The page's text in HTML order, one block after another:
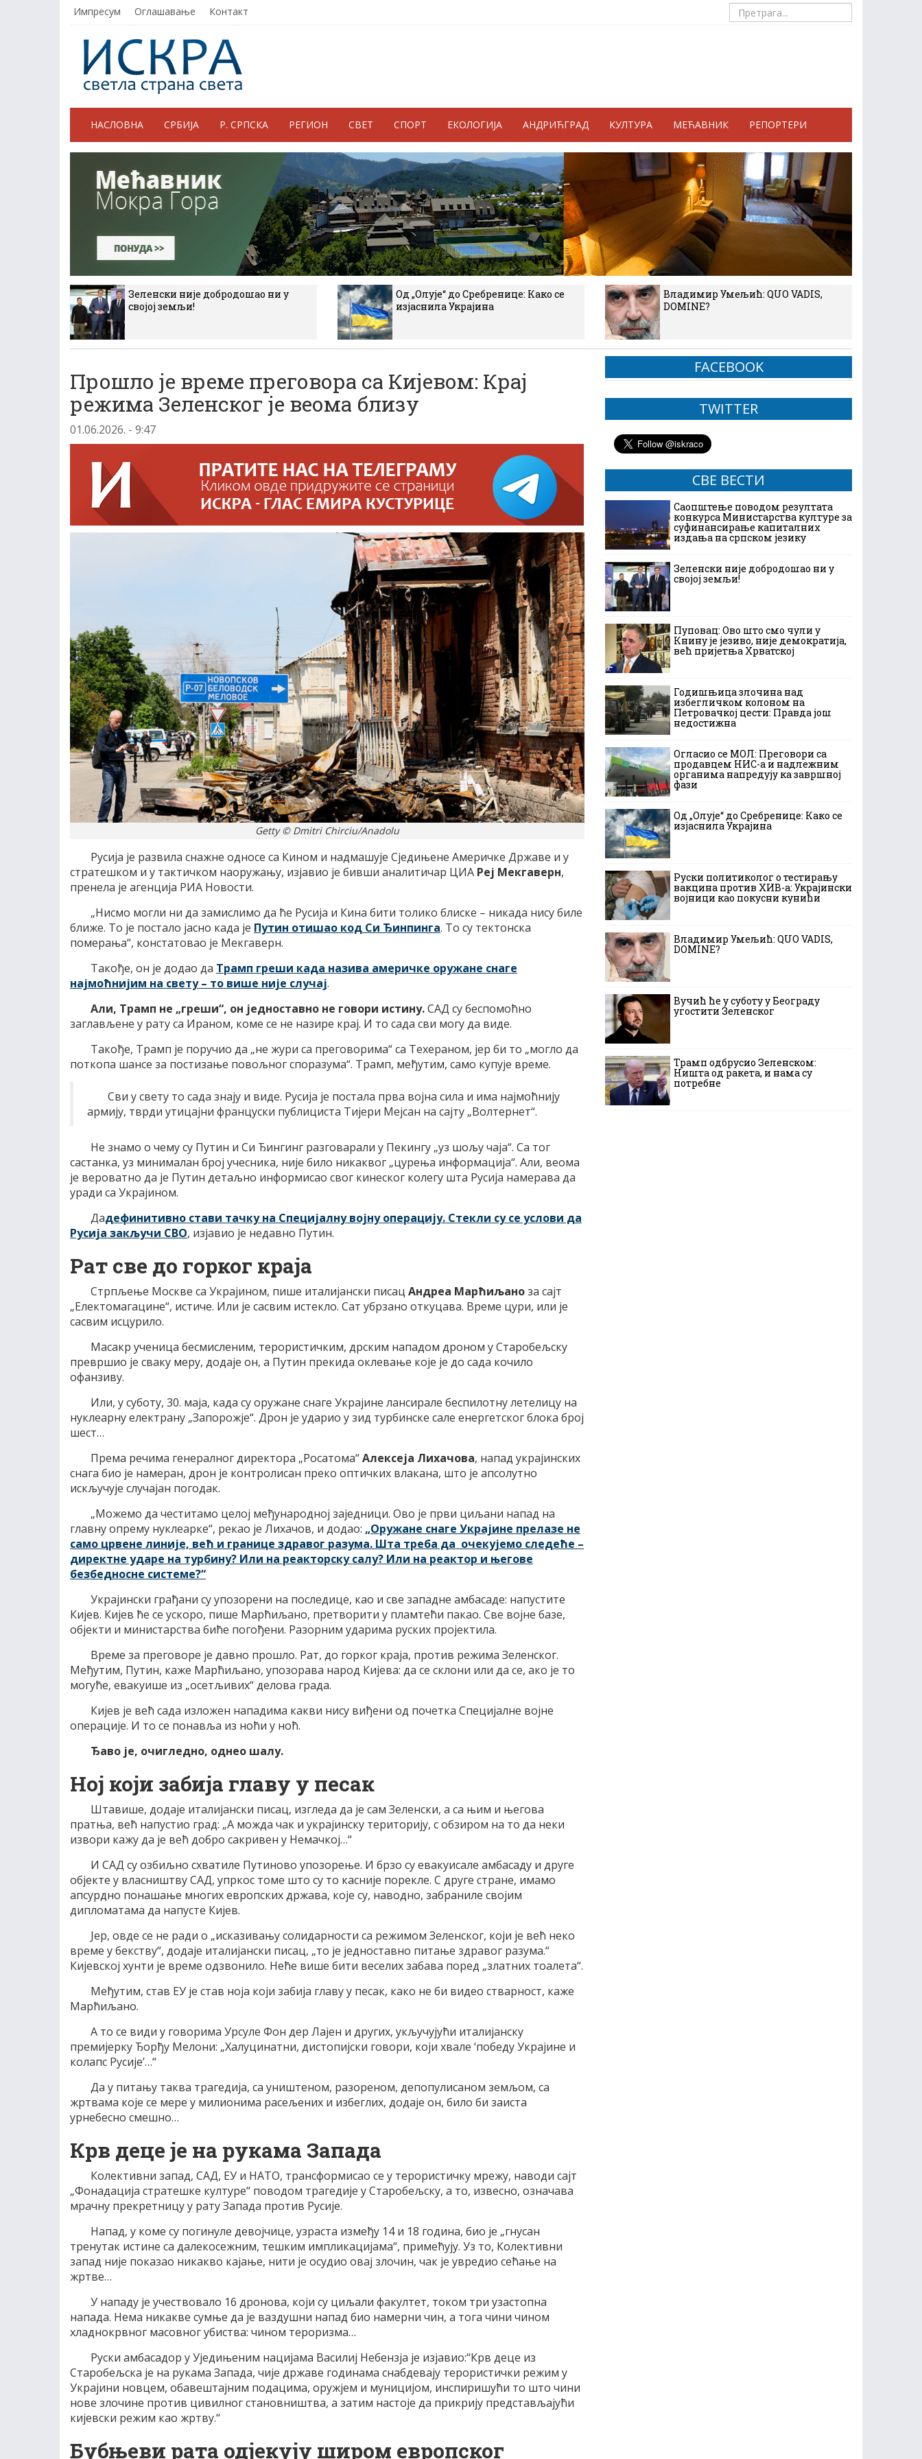
Импресум Оглашавање Контакт
НАСЛОВНА СРБИЈА Р. СРПСКА РЕГИОН СВЕТ СПОРТ ЕКОЛОГИЈА АНДРИЋГРАД КУЛТУРА МЕЋАВНИК РЕПОРТЕРИ
Зеленски није добродошао ни у
својој земљи!
Од „Олује“ до Сребренице: Како се
изјаснила Украјина
Владимир Умељић: QUO VADIS,
DOMINE?
Прошло је време преговора са Кијевом: Крај
режима Зеленског је веома близу
01.06.2026. - 9:47
Getty © Dmitri Chirciu/Anadolu
Русија је развила снажне односе са Кином и надмашује Сједињене Америчке Државе и у
стратешком и у тактичком наоружању, изјавио је бивши аналитичар ЦИА Реј Мекгаверн,
пренела је агенција РИА Новости.
„Нисмо могли ни да замислимо да ће Русија и Кина бити толико блиске – никада нису биле
ближе. То је постало јасно када је Путин отишао код Си Ђинпинга. То су тектонска
померања“, констатовао је Мекгаверн.
Такође, он је додао да Трамп греши када назива америчке оружане снаге
најмоћнијим на свету – то више није случај.
Али, Трамп не „греши“, он једноставно не говори истину.САД су беспомоћно
заглављене у рату са Ираном, коме се не назире крај. И то сада сви могу да виде.
Такође, Трамп је поручио да „не жури са преговорима“ са Техераном, јер би то „могло да
поткопа шансе за постизање повољног споразума“. Трамп, међутим, само купује време.
Сви у свету то сада знају и виде. Русија је постала прва војна сила и има најмоћнију
армију, тврди утицајни француски публициста Тијери Мејсан на сајту „Волтернет“.
Не знамо о чему су Путин и Си Ђингинг разговарали у Пекингу „уз шољу чаја“. Са тог
састанка, уз минималан број учесника, није било никаквог „цурења информација“. Али, веома
је вероватно да је Путин детаљно информисао свог кинеског колегу шта Русија намерава да
уради са Украјином.
Дадефинитивно стави тачку на Специјалну војну операцију. Стекли су се услови да
Русија закључи СВО, изјавио је недавно Путин.
Рат све до горког краја
Стрпљење Москве са Украјином, пише италијански писац Андреа Марћиљаноза сајт
„Електомагацине“, истиче. Или је сасвим истекло. Сат убрзано откуцава. Време цури, или је
сасвим исцурило.
Масакр ученица бесмисленим, терористичким, дрским нападом дроном у Старобељску
превршио је сваку меру, додаје он, а Путин прекида оклевање које је до сада кочило
офанзиву.
Или, у суботу, 30. маја, када су оружане снаге Украјине лансирале беспилотну летелицу на
нуклеарну електрану „Запорожје“. Дрон је ударио у зид турбинске сале енергетског блока број
шест…
Према речима генералног директора „Росатома“Алексеја Лихачова, напад украјинских
снага био је намеран, дрон је контролисан преко оптичких влакана, што је апсолутно
искључује случајан погодак.
„Можемо да честитамо целој међународној заједници. Ово је први циљани напад на
главну опрему нуклеарке“, рекао је Лихачов, и додао: „Оружане снаге Украјине прелазе не
само црвене линије, већ и границе здравог разума. Шта треба да очекујемо следеће –
директнe ударe на турбину? Или на реакторску салу? Или на реактор и његове
безбедносне системе?“
Украјински грађани су упозорени на последице, као и све западне амбасаде: напустите
Кијев. Кијев ће се ускоро, пише Марћиљано, претворити у пламтећи пакао. Све војне базе,
објекти и министарства биће погођени. Разорним ударима руских пројектила.
Време за преговоре је давно прошло. Рат, до горког краја, против режима Зеленског.
Међутим, Путин, каже Марћиљано, упозорава народ Кијева: да се ​​склони или да се, ако је то
могуће, евакуише из „осетљивих“ делова града.
Кијев је већ сада изложен нападима какви нису виђени од почетка Специјалне војне
операције. И то се понавља из ноћи у ноћ.
Ђаво је, очигледно, однео шалу.
Ној који забија главу у песак
Штавише, додаје италијански писац, изгледа да је сам Зеленски, а са њим и његова
пратња, већ напустио град: „А можда чак и украјинску територију, с обзиром на то да неки
извори кажу да је већ добро сакривен у Немачкој…“
И САД су озбиљно схватиле Путиново упозорење. И брзо су евакуисале амбасаду и друге
објекте у власништву САД, упркос томе што су то касније порекле. С друге стране, имамо
апсурдно понашање многих европских држава, које су, наводно, забраниле својим
дипломатама да напусте Кијев.
Јер, овде се не ради о „исказивању солидарности са режимом Зеленског, који је већ неко
време у бекству“, додаје италијански писац, „то је једноставно питање здравог разума.“
Кијевској хунти је време одзвонило. Неће више бити веселих забава поред „златних тоалета“.
Међутим, став ЕУ је став ноја који забија главу у песак, како не би видео стварност, каже
Марћиљано.
А то се види у говорима Урсуле Фон дер Лајен и других, укључујући италијанску
премијерку Ђорђу Мелони: „Халуцинатни, дистопијски говори, који хвале ‘победу Украјине и
колапс Русије’…“
Да у питању таква трагедија, са уништеном, разореном, депопулисаном земљом, са
жртвама које се мере у милионима расељених и избеглих, додаје он, било би заиста
урнебесно смешно…
Крв деце је на рукама Запада
Колективни запад, САД, ЕУ и НАТО, трансформисао се у терористичку мрежу, наводи сајт
„Фонадација стратешке културе“ поводом трагедије у Старобељску, а то, извесно, означава
мрачну прекретницу у рату Запада против Русије.
Напад, у коме су погинуле девојчице, узраста између 14 и 18 година, био је „гнусан
тренутак истине са далекосежним, тешким импликацијама“, примећују. Уз то, Колективни
запад није показао никакво кајање, нити је осудио овај злочин, чак је увредио сећање на
жртве…
У нападу је учествовало 16 дронова, који су циљали факултет, током три узастопна
напада. Нема никакве сумње да је ваздушни напад био намерни чин, а тога чини чином
хладнокрвног масовног убиства: чином тероризма…
Руски амбасадор у Уједињеним нацијама Василиј Небензја је изјавио:“Крв деце из
Старобељска је на рукама Запада, чије државе годинама снабдевају терористички режим у
Украјини новцем, обавештајним подацима, оружјем и муницијом, инспиришући то што чини
нове злочине против цивилног становништва, а затим настоје да прикрију представљајући
кијевски режим као жртву.“
Бубњеви рата одјекују широм европског
FACEBOOK
TWITTER
СВЕ ВЕСТИ
Саопштење поводом резултата
конкурса Министарства културе за
суфинансирање капиталних
издања на српском језику
Зеленски није добродошао ни у
својој земљи!
Пуповац: Ово што смо чули у
Книну је језиво, није демократија,
већ пријетња Хрватској
Годишњица злочина над
избегличком колоном на
Петровачкој цести: Правда још
недостижна
Огласио се МОЛ: Преговори са
продавцем НИС-а и надлежним
органима напредују ка завршној
фази
Од „Олује“ до Сребренице: Како се
изјаснила Украјина
Руски политиколог о тестирању
вакцина против ХИВ-а: Украјински
војници као покусни кунићи
Владимир Умељић: QUO VADIS,
DOMINE?
Вучић ће у суботу у Београду
угостити Зеленског
Трамп одбрусио Зеленском:
Ништа од ракета, и нама су
потребне